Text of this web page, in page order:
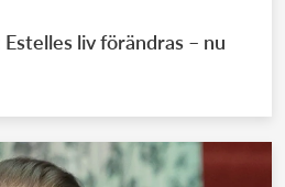
liv förändras – nu